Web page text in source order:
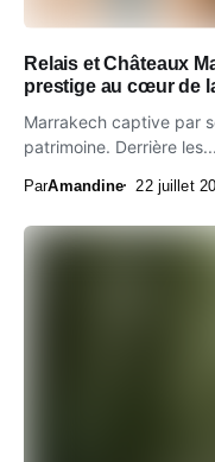
Relais et Châteaux
prestige au cœur de
Marrakech captive par
patrimoine. Derrière les...
ParAmandine 22 juillet